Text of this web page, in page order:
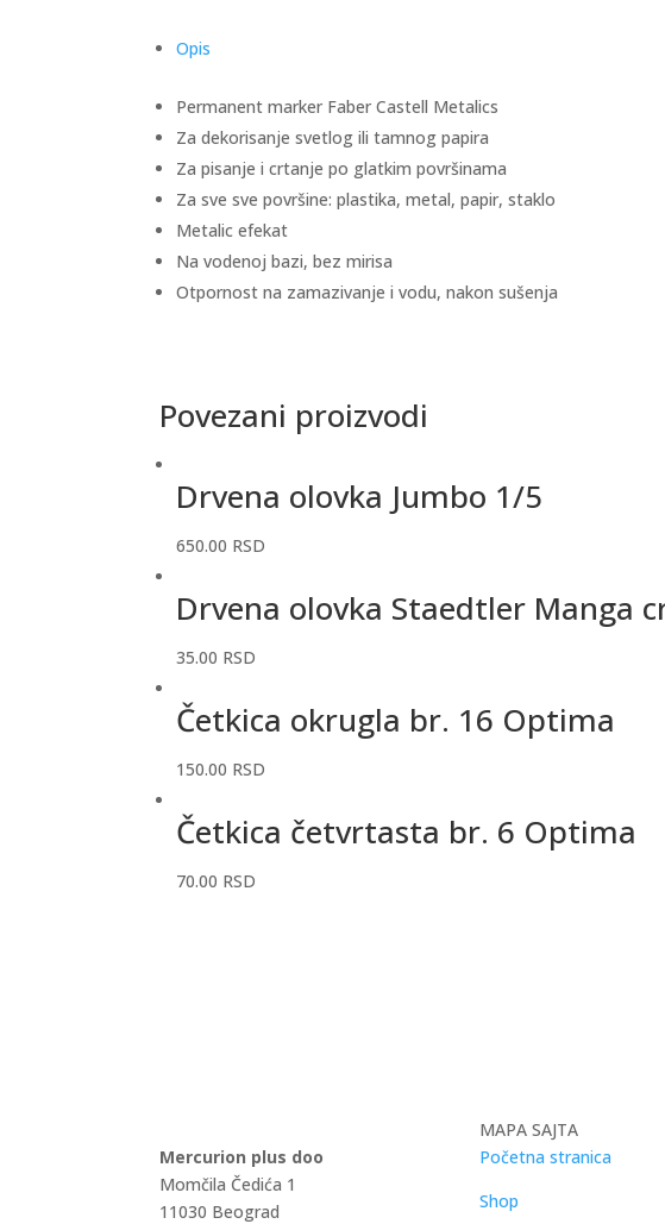
Opis
Permanent marker Faber Castell Metalics
Za dekorisanje svetlog ili tamnog papira
Za pisanje i crtanje po glatkim površinama
Za sve sve površine: plastika, metal, papir, staklo
Metalic efekat
Na vodenoj bazi, bez mirisa
Otpornost na zamazivanje i vodu, nakon sušenja
Povezani proizvodi
Drvena olovka Jumbo 1/5
650.00 RSD
Drvena olovka Staedtler Manga
35.00 RSD
Četkica okrugla br. 16 Optima
150.00 RSD
Četkica četvrtasta br. 6 Optima
70.00 RSD
Mercurion plus doo
Momčila Čedića 1
11030 Beograd
MAPA SAJTA
Početna stranica
Shop